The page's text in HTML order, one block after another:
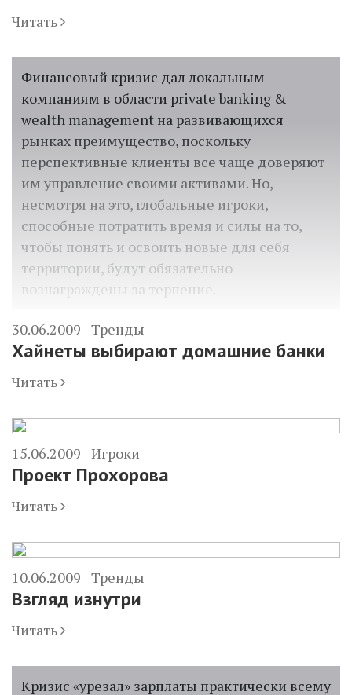
Читать
Финансовый кризис дал локальным
компаниям в области private banking &
wealth management на развивающихся
рынках преимущество, поскольку
перспективные клиенты все чаще доверяют
им управление своими активами. Но,
несмотря на это, глобальные игроки,
способные потратить время и силы на то,
чтобы понять и освоить новые для себя
территории, будут обязательно
вознаграждены за терпение.
30.06.2009 | Тренды
Хайнеты выбирают домашние банки
Читать
15.06.2009 | Игроки
Проект Прохорова
Читать
10.06.2009 | Тренды
Взгляд изнутри
Читать
Кризис «урезал» зарплаты практически всему